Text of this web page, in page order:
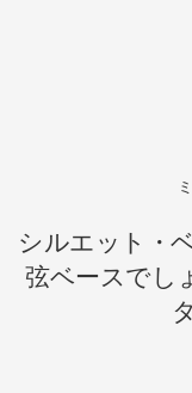
シルエット・
弦ベースでし